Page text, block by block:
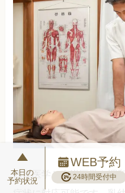
西洋医学と東洋医学を調
本日の
予約状況
WEB予約
24時間受付中